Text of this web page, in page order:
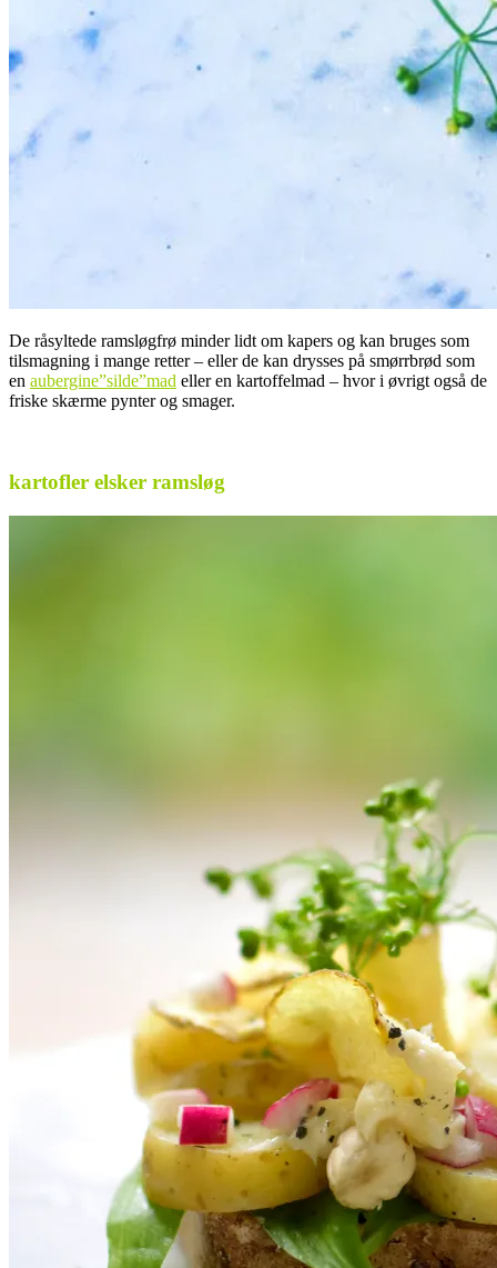
De råsyltede ramsløgfrø minder lidt om kapers og kan bruges som
tilsmagning i mange retter – eller de kan drysses på smørrbrød som
en aubergine”silde”mad eller en kartoffelmad – hvor i øvrigt også de
friske skærme pynter og smager.
kartofler elsker ramsløg